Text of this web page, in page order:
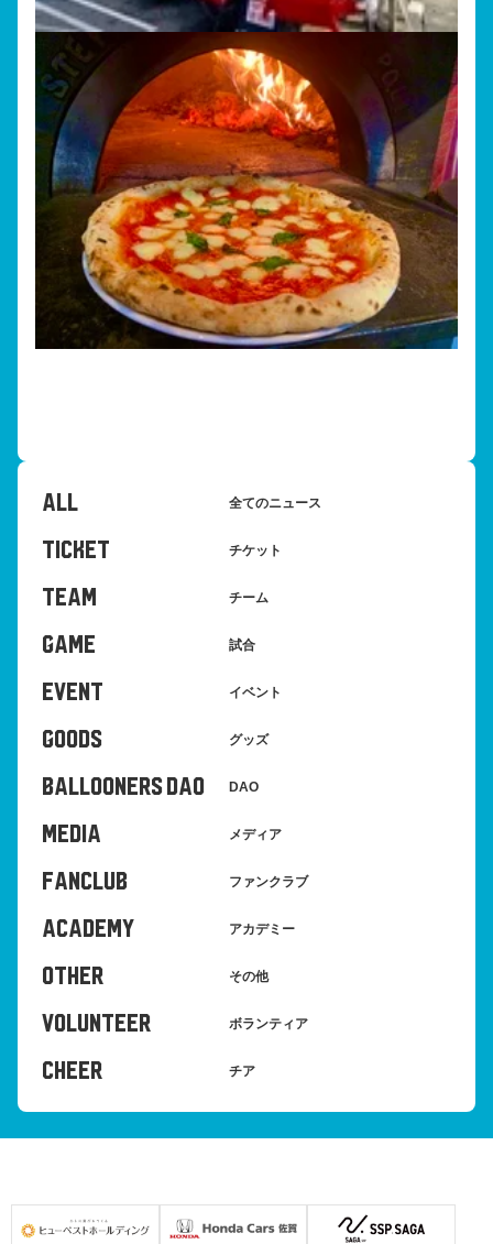
ALL 全てのニュース
TICKET チケット
TEAM チーム
GAME 試合
EVENT イベント
GOODS グッズ
BALLOONERS DAO DAO
MEDIA メディア
FANCLUB ファンクラブ
ACADEMY アカデミー
OTHER その他
VOLUNTEER ボランティア
CHEER チア